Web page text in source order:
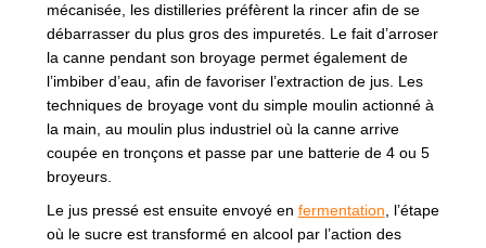
mécanisée, les distilleries préfèrent la rincer afin de se
débarrasser du plus gros des impuretés. Le fait d’arroser
la canne pendant son broyage permet également de
l’imbiber d’eau, afin de favoriser l’extraction de jus. Les
techniques de broyage vont du simple moulin actionné à
la main, au moulin plus industriel où la canne arrive
coupée en tronçons et passe par une batterie de 4 ou 5
broyeurs.
Le jus pressé est ensuite envoyé en fermentation, l’étape
où le sucre est transformé en alcool par l’action des